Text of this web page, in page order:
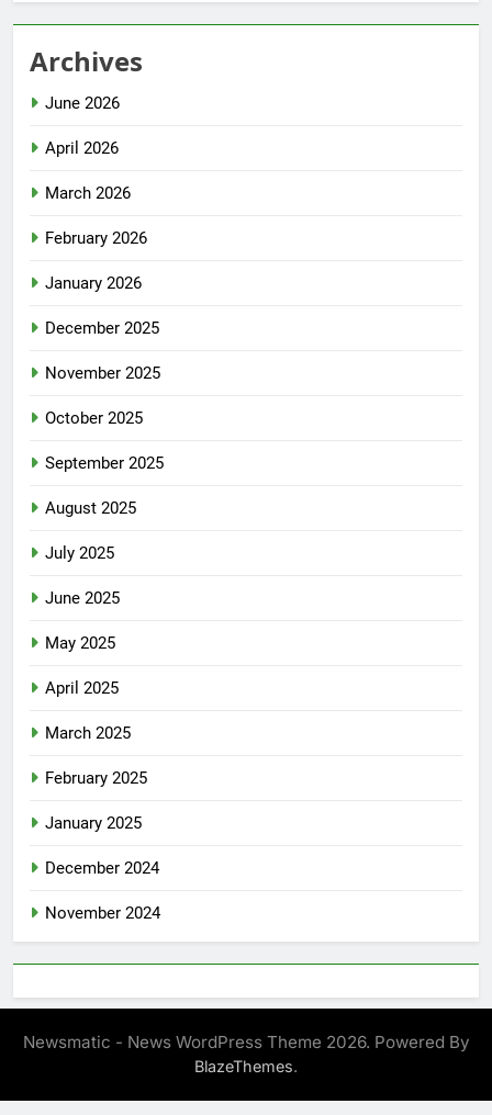
Archives
June 2026
April 2026
March 2026
February 2026
January 2026
December 2025
November 2025
October 2025
September 2025
August 2025
July 2025
June 2025
May 2025
April 2025
March 2025
February 2025
January 2025
December 2024
November 2024
Newsmatic - News WordPress Theme 2026. Powered By
BlazeThemes.